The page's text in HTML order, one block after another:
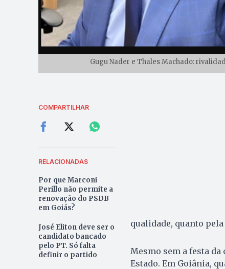
Gugu Nader e Thales Machado:
COMPARTILHAR
RELACIONADAS
Por que Marconi
Perillo não permite a
renovação do PSDB
em Goiás?
José Eliton deve ser o
candidato bancado
pelo PT. Só falta
definir o partido
qualidade, quanto
Mesmo sem a festa
Estado. Em Goiânia,